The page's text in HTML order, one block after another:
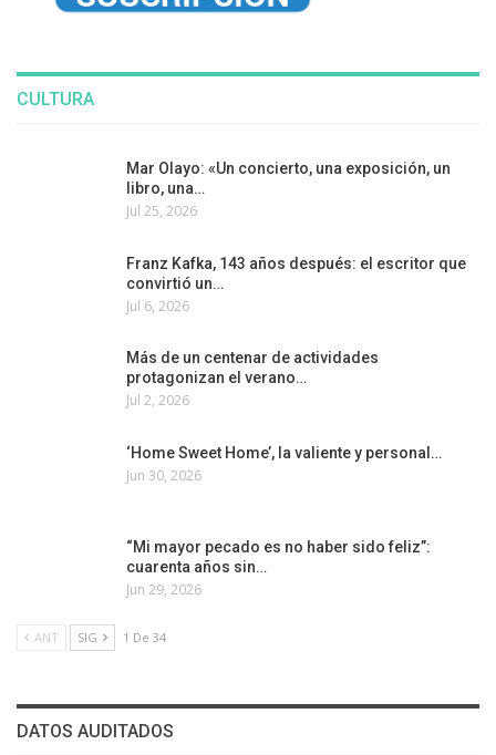
CULTURA
Mar Olayo: «Un concierto, una exposición, un
libro, una…
Jul 25, 2026
Franz Kafka, 143 años después: el escritor que
convirtió un…
Jul 6, 2026
Más de un centenar de actividades
protagonizan el verano…
Jul 2, 2026
‘Home Sweet Home’, la valiente y personal…
Jun 30, 2026
“Mi mayor pecado es no haber sido feliz”:
cuarenta años sin…
Jun 29, 2026
ANT SIG 1 De 34
DATOS AUDITADOS